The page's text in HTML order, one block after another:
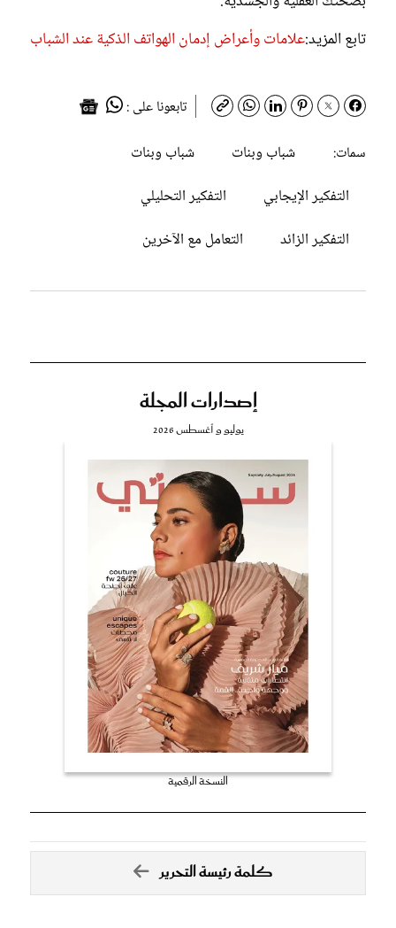
تابع المزيد:علامات وأعراض إدمان الهواتف الذكية عند الشباب
تابعونا على :
سمات:
شباب وبنات
شباب وبنات
التفكير الإيجابي
التفكير التحليلي
التفكير الزائد
التعامل مع الآخرين
إصدارات المجلة
يوليو و أغسطس 2026
النسخة الرقمية
كلمة رئيسة التحرير